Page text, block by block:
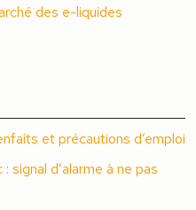
des e-liquides
et précautions d’emploi
d’alarme à ne pas